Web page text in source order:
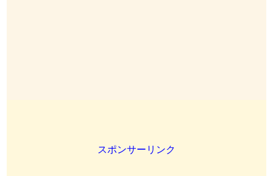
スポンサーリンク